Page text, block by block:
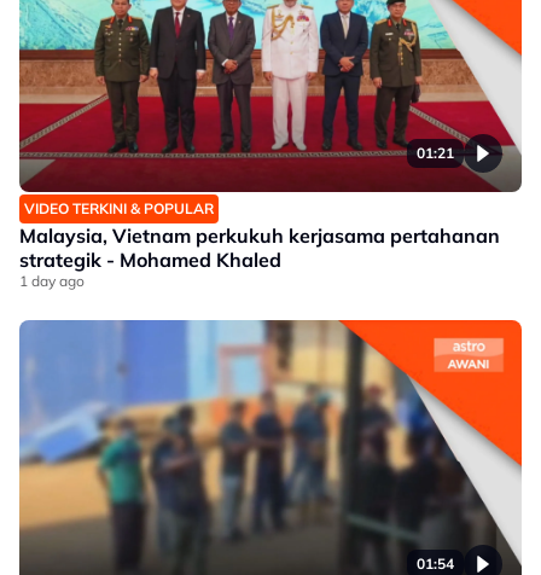
01:21
VIDEO TERKINI & POPULAR
Malaysia, Vietnam perkukuh kerjasama pertahanan
strategik - Mohamed Khaled
1 day ago
01:54